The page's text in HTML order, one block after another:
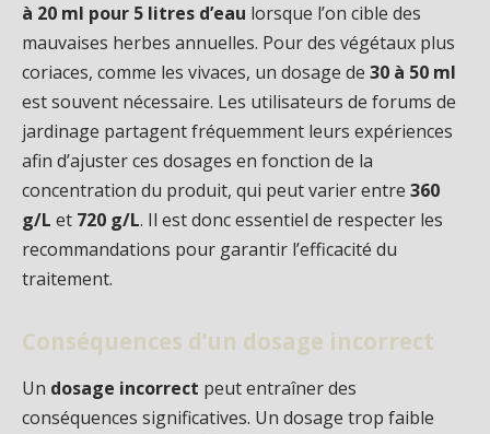
à 20 ml pour 5 litres d’eau lorsque l’on cible des
mauvaises herbes annuelles. Pour des végétaux plus
coriaces, comme les vivaces, un dosage de 30 à 50 ml
est souvent nécessaire. Les utilisateurs de forums de
jardinage partagent fréquemment leurs expériences
afin d’ajuster ces dosages en fonction de la
concentration du produit, qui peut varier entre 360
g/L et 720 g/L. Il est donc essentiel de respecter les
recommandations pour garantir l’efficacité du
traitement.
Conséquences d’un dosage incorrect
Un dosage incorrect peut entraîner des
conséquences significatives. Un dosage trop faible